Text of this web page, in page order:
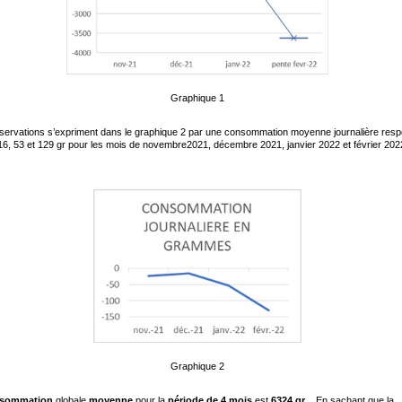
Graphique 1
s’expriment dans le graphique 2 par une consommation moyenne journalière
53 et 129 gr pour les mois de novembre2021, décembre 2021, janvier 2022 et février
Graphique 2